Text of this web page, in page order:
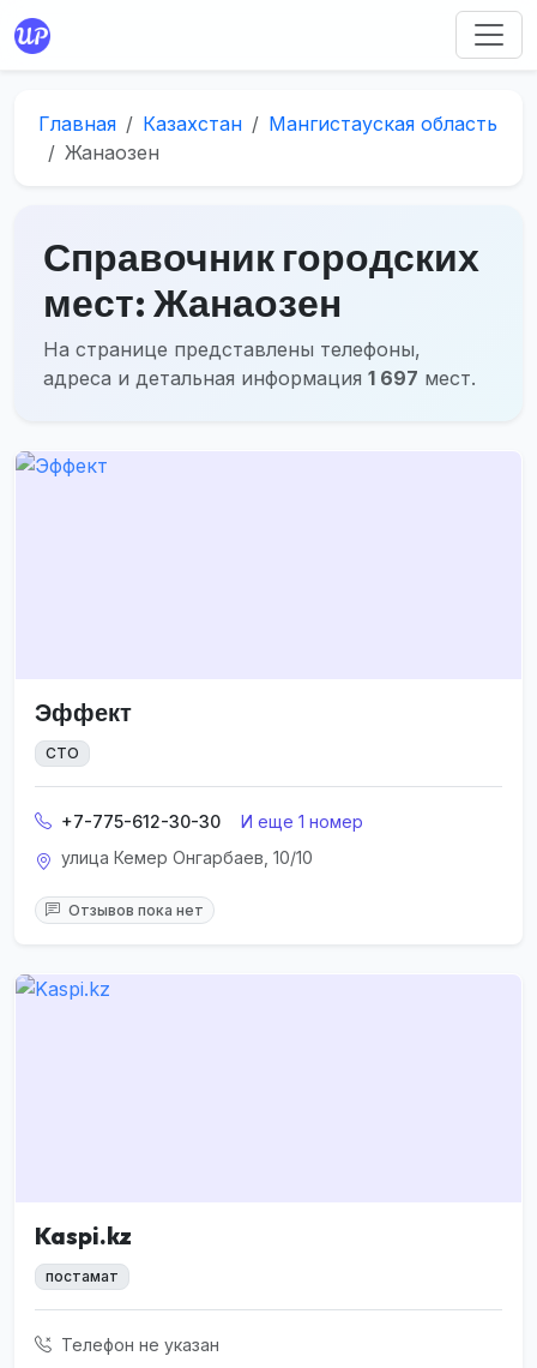
Главная Казахстан
Мангистауская область
Жанаозен
Справочник городских
мест: Жанаозен
На странице представлены телефоны,
адреса и детальная информация 1 697 мест.
Эффект
СТО
+7-775-612-30-30
И еще 1 номер
улица Кемер Онгарбаев, 10/10
Отзывов пока нет
Kaspi.kz
постамат
Телефон не указан